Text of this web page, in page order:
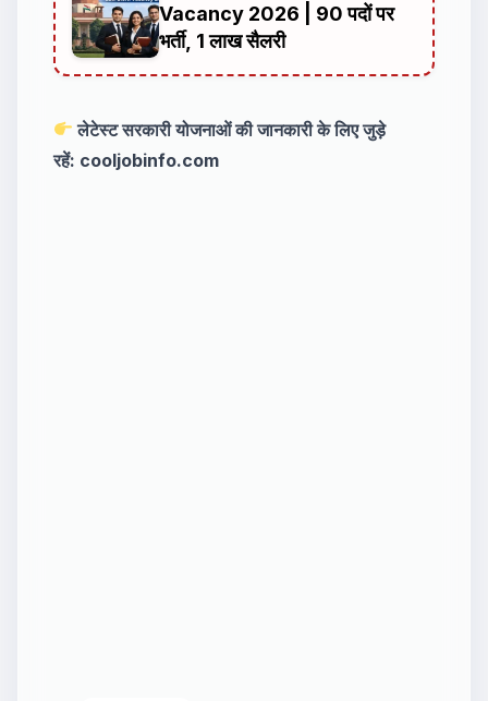
Vacancy 2026 | 90 पदों पर
भर्ती, ₹1 लाख सैलरी
लेटेस्ट सरकारी योजनाओं की जानकारी के लिए जुड़े
रहें: cooljobinfo.com